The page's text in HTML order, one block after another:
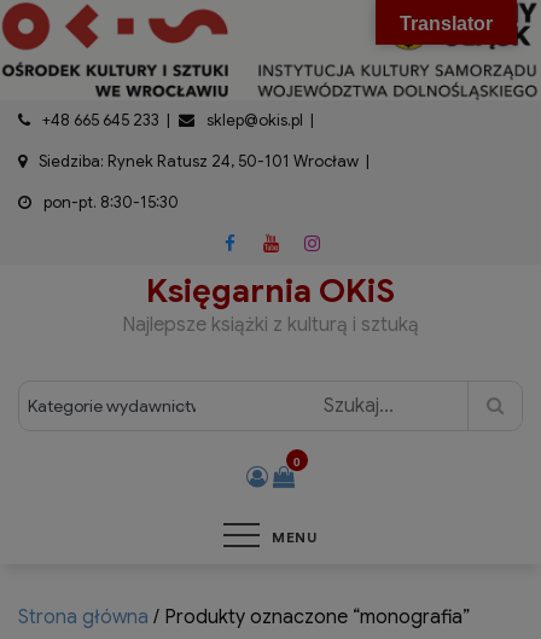
treści
Skip
to
content
+48 665 645 233
sklep@okis.pl
Siedziba: Rynek Ratusz 24, 50-101 Wrocław
pon-pt. 8:30-15:30
Księgarnia OKiS
Najlepsze książki z kulturą i sztuką
0
MENU
Strona główna / Produkty oznaczone “monografia”
Translator